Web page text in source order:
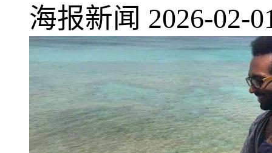
海报新闻 2026-02-